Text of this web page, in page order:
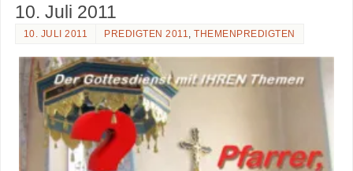
10. Juli 2011
10. JULI 2011 PREDIGTEN 2011,THEMENPREDIGTEN